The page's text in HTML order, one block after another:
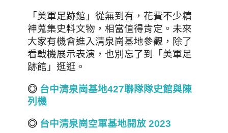
「美軍足跡館 」 從無到有，花費不少精
神蒐集史料文物 ，相當值得肯定。未來
大家有機會進入清泉崗基地參觀，除了
看戰機展示表演，也別忘了到「美軍足
跡館 」逛逛。
◎ 台中清泉崗基地427聯隊隊史館與陳
列機
◎ 台中清泉崗空軍基地開放 2023